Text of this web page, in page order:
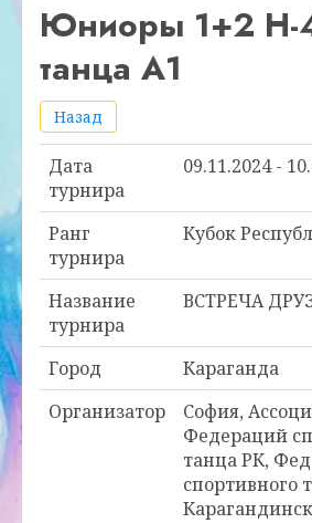
Юниоры 1+2 Н-
танца А1
Назад
Дата
турнира
09.11.2024 -
Ранг
турнира
Кубок
Название
турнира
ВСТРЕЧА
Город
Караганда
Организатор
София,
Федераций
танца РК,
спортивного